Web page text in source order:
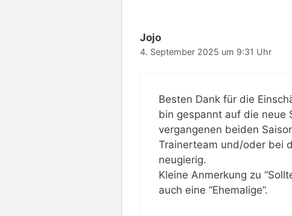
Jojo
4. September 2025 um 9:31 Uhr
Besten Dank für die
bin gespannt auf die neue
vergangenen beiden
Trainerteam und/oder bei
neugierig.
Kleine Anmerkung zu
auch eine “Ehemalige”.